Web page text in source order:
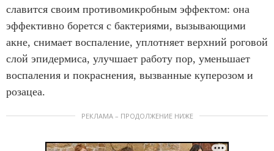
славится своим противомикробным эффектом: она
эффективно борется с бактериями, вызывающими
акне, снимает воспаление, уплотняет верхний роговой
слой эпидермиса, улучшает работу пор, уменьшает
воспаления и покраснения, вызванные куперозом и
розацеа.
РЕКЛАМА – ПРОДОЛЖЕНИЕ НИЖЕ